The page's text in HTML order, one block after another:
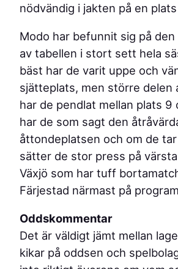
nödvändig i jakten på en
Modo har befunnit sig på
av tabellen i stort sett hela
bäst har de varit uppe och
sjätteplats, men större delen
har de pendlat mellan plats 9
har de som sagt den
åttondeplatsen och om de
sätter de stor press på
Växjö som har tuff
Färjestad närmast på
Oddskommentar
Det är väldigt jämt mellan
kikar på oddsen och